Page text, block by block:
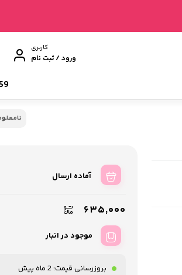
کاربری
ورود / ثبت نام
آماده ارسال
۶۳۵,۰۰۰
موجود در انبار
بروزرسانی قیمت: 2 ماه پیش